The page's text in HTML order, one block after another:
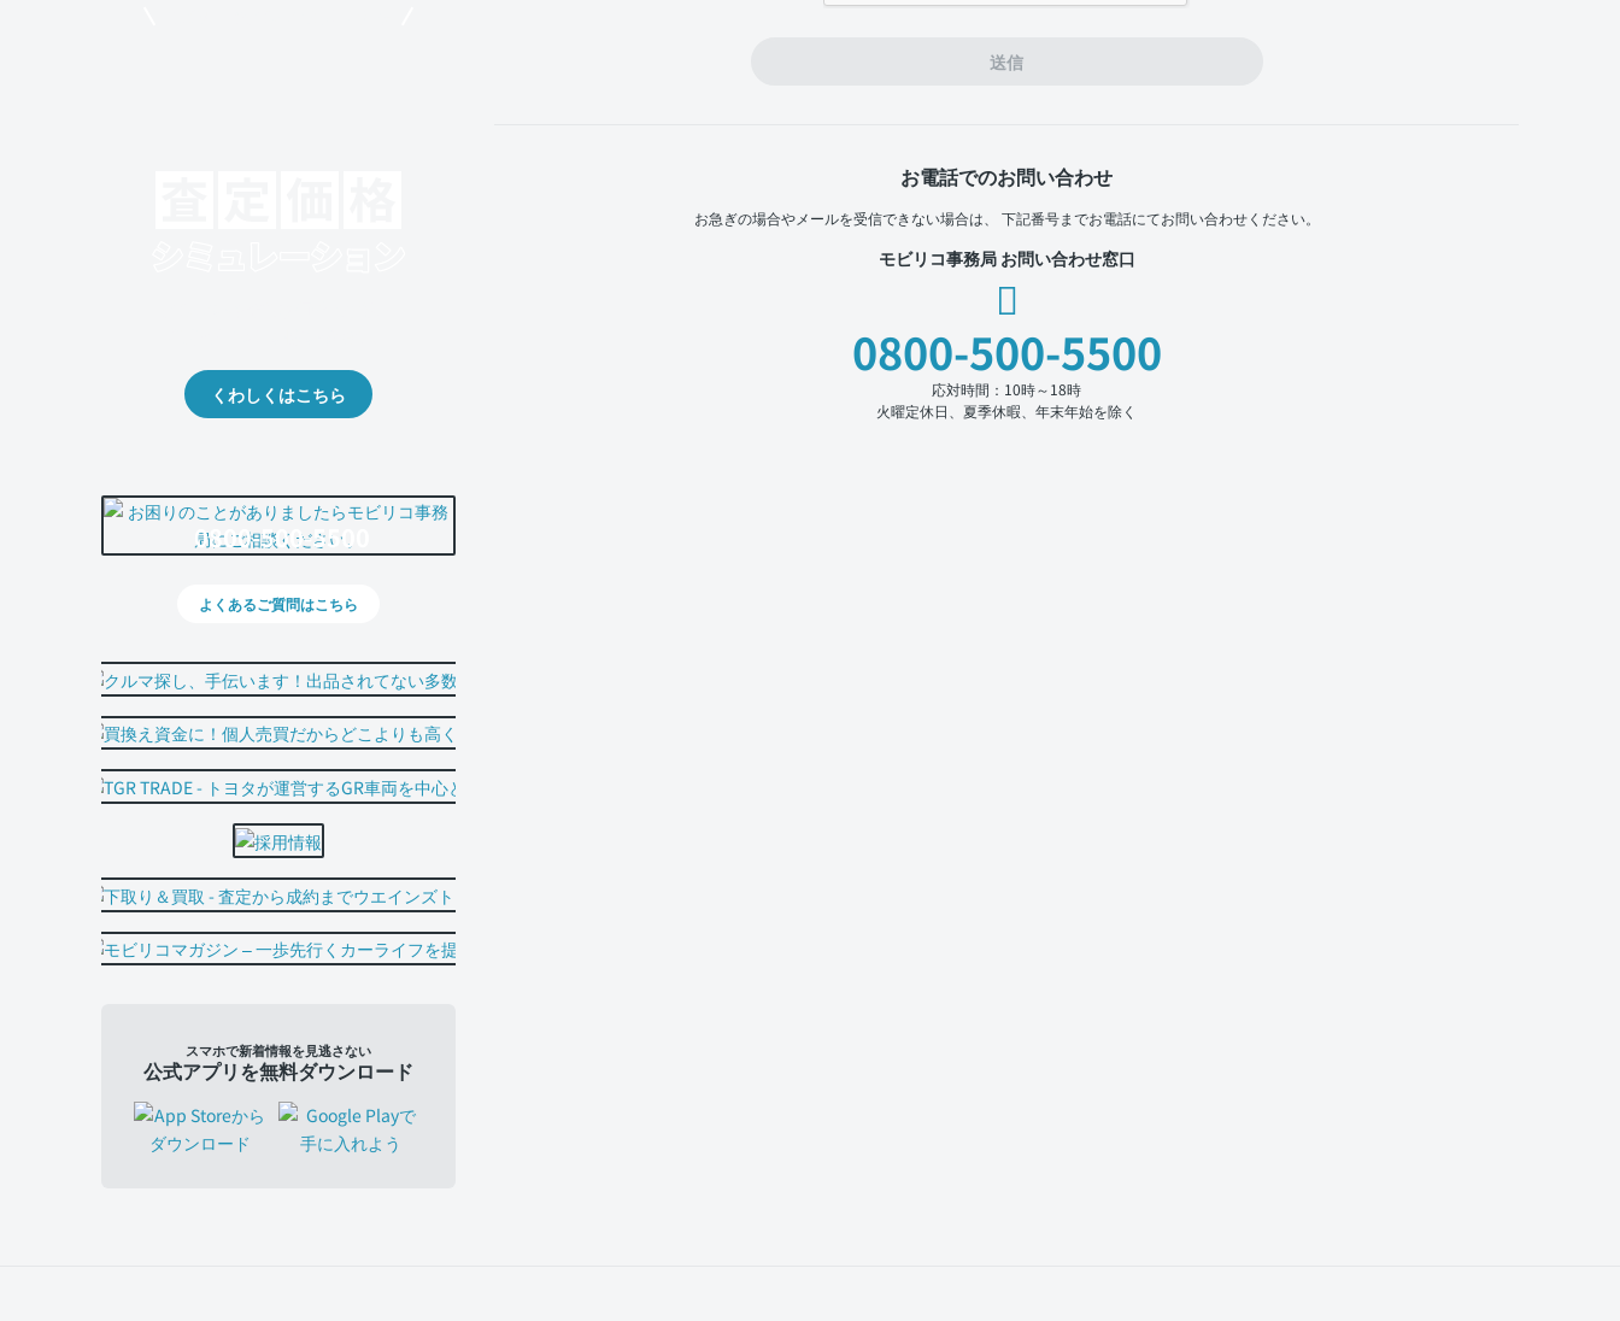
送信
お電話でのお問い合わせ
お急ぎの場合やメールを受信できない場合は、 下記番号までお電話にてお問い合わせください。
モビリコ事務局 お問い合わせ窓口
0800-500-5500
応対時間：10時～18時
火曜定休日、夏季休暇、年末年始を除く
くわしくはこちら
0800-500-5500
よくあるご質問はこちら
スマホで新着情報を見逃さない
公式アプリを無料ダウンロード